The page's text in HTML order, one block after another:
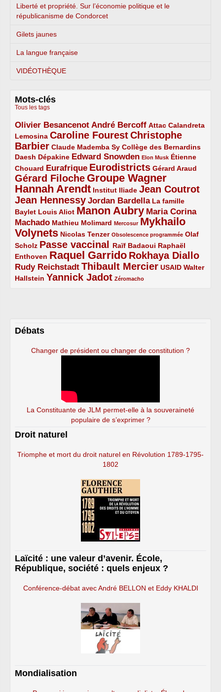
Liberté et propriété. Sur l’économie politique et le
républicanisme de Condorcet
Gilets jaunes
La langue française
VIDÉOTHÈQUE
Mots-clés
Tous les tags
Olivier Besancenot
3/5 André Bercoff
3/5 Attac
2/5
Calandreta
Lemosina
2/5 Caroline Fourest
4/5
Christophe
Barbier
4/5 Claude Mademba Sy
2/5 Collège des Bernardins
2/5
Daesh
2/5 Dépakine
2/5 Edward Snowden
3/5 Elon Musk
1/5
Étienne
Chouard
2/5 Eurafrique
3/5 Eurodistricts
4/5 Gérard Araud
2/5
Gérard Filoche
4/5 Groupe Wagner
5/5
Hannah Arendt
5/5 Institut Iliade
2/5 Jean Coutrot
4/5
Jean Hennessy
4/5 Jordan Bardella
3/5
La famille
Baylet
2/5 Louis Aliot
2/5 Manon Aubry
5/5
Maria Corina
Machado
3/5 Mathieu Molimard
2/5 Mercosur
1/5
Mykhailo
Volynets
5/5 Nicolas Tenzer
2/5 Obsolescence programmée
1/5
Olaf
Scholz
2/5 Passe vaccinal
4/5 Raïf Badaoui
2/5
Raphaël
Enthoven
2/5 Raquel Garrido
5/5 Rokhaya Diallo
4/5
Rudy Reichstadt
3/5 Thibault Mercier
4/5 USAID
2/5
Walter
Hallstein
2/5 Yannick Jadot
4/5 Zéromacho
1/5
Débats
Changer de président ou changer de constitution ?
La Constituante de JLM permet-elle à la souveraineté
populaire de s’exprimer ?
Droit naturel
Triomphe et mort du droit naturel en Révolution 1789-1795-
1802
Laïcité : une valeur d’avenir. École,
République, société : quels enjeux ?
Conférence-débat avec André BELLON et Eddy KHALDI
Mondialisation